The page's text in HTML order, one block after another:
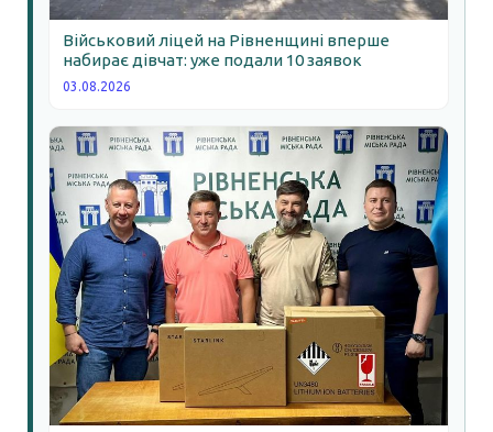
Військовий ліцей на Рівненщині вперше
набирає дівчат: уже подали 10 заявок
03.08.2026